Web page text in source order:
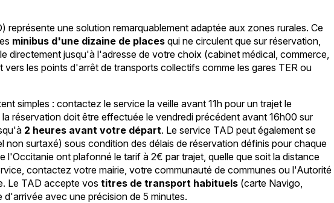
représente une solution remarquablement adaptée aux zones rurales. Ce
minibus d'une dizaine de places qui ne circulent que sur réservation,
directement jusqu'à l'adresse de votre choix (cabinet médical, commerce,
vers les points d'arrêt de transports collectifs comme les gares TER ou
simples : contactez le service la veille avant 11h pour un trajet le
réservation doit être effectuée le vendredi précédent avant 16h00 sur
2 heures avant votre départ. Le service TAD peut également se
surtaxé) sous condition des délais de réservation définis pour chaque
l'Occitanie ont plafonné le tarif à 2€ par trajet, quelle que soit la distance
contactez votre mairie, votre communauté de communes ou l'Autorité
Le TAD accepte vostitres de transport habituels (carte Navigo,
avec une précision de 5 minutes.